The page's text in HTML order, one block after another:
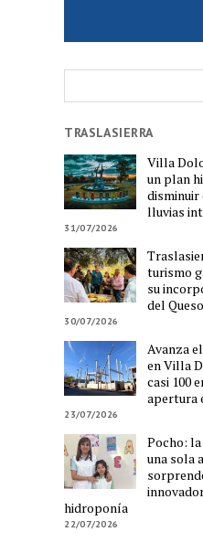
TRASLASIERRA
Villa
un plan
disminuir
lluvias
31/07/2026
turismo
su
del Queso
30/07/2026
Avanza
en Villa
casi 100
apertura
23/07/2026
Pocho:
una sola
hidroponía
22/07/2026